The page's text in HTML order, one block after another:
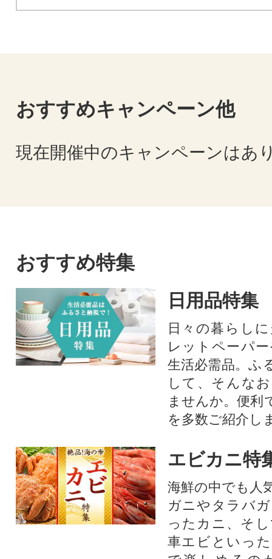
おすすめキャンペーン他
現在開催中のキャンペーンはあ
おすすめ特集
日用品特集
日々の暮らし
レットペーパ
生活必需品。ふ
して、そんな
ませんか。便利
を多数ご紹介し
エビカニ特
海鮮の中でも人
ガニやタラバ
ったカニ、そ
車エビといっ